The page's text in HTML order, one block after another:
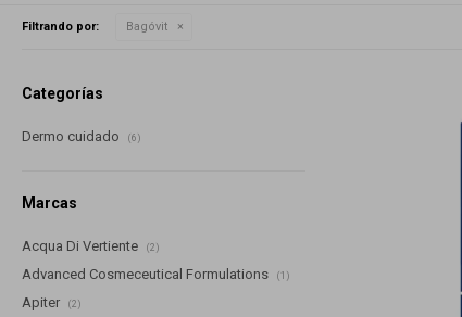
Filtrando por: Bagóvit
Categorías
Dermo cuidado (6)
Marcas
Acqua Di Vertiente (2)
Advanced Cosmeceutical Formulations (1)
Apiter (2)